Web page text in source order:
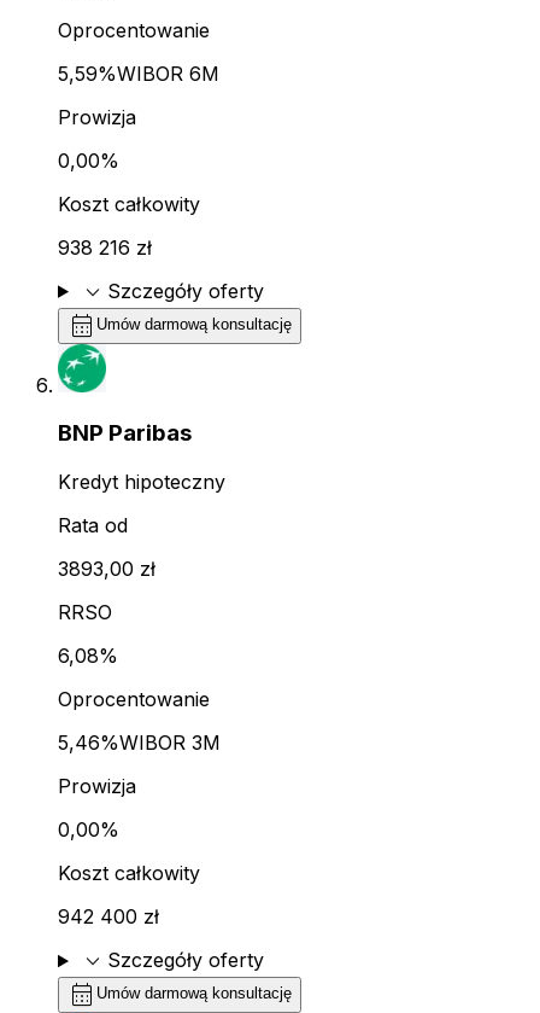
Oprocentowanie
5,59%WIBOR 6M
Prowizja
0,00%
Koszt całkowity
938 216 zł
expand_more Szczegóły oferty
calendar_month Umów darmową konsultację
BNP Paribas
Kredyt hipoteczny
Rata od
3893,00 zł
RRSO
6,08%
Oprocentowanie
5,46%WIBOR 3M
Prowizja
0,00%
Koszt całkowity
942 400 zł
expand_more Szczegóły oferty
calendar_month Umów darmową konsultację